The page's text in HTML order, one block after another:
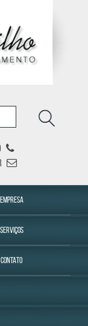
EMPRESA
SERVIÇOS
CONTATO